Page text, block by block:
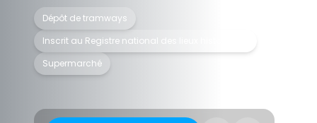
Dépôt de tramways
Inscrit au Registre national des lieux historiques
Supermarché